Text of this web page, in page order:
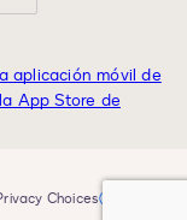
Choices